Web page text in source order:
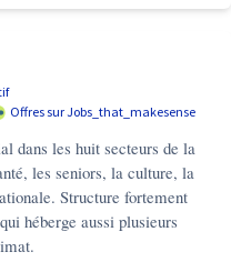
Offres sur Jobs_that_makesense
dans les huit secteurs de la
les seniors, la culture, la
Structure fortement
héberge aussi plusieurs